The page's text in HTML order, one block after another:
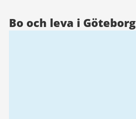
Bo och leva i Göteborg